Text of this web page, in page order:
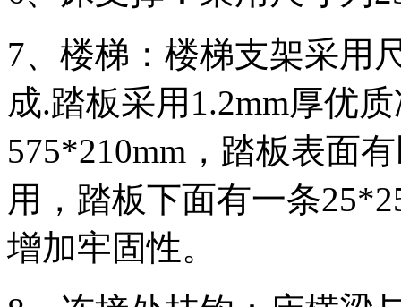
7、楼梯：楼梯支架采用
成.踏板采用1.2mm厚优
575*210mm，踏板表面
用，踏板下面有一条
增加牢固性。